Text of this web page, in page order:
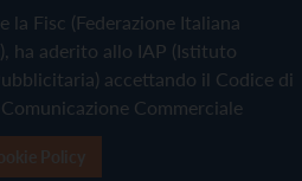
la Fisc (Federazione Italiana
ha aderito allo IAP (Istituto
accettando il Codice di
Commerciale